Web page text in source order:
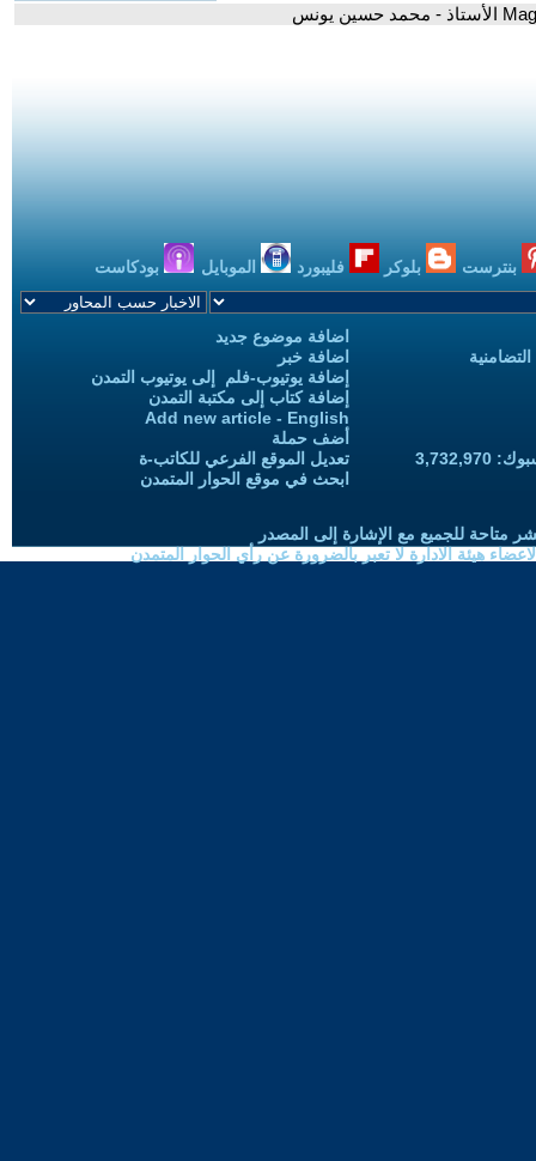
بنترست بلوكر فليبورد الموبايل بودكاست
اضافة موضوع جديد
اضافة خبر
إضافة يوتيوب-فلم إلى يوتيوب التمدن
إضافة كتاب إلى مكتبة التمدن
Add new article - English
أضف حملة
تعديل الموقع الفرعي للكاتب-ة
ابحث في موقع الحوار المتمدن
متاحة للجميع مع الإشارة إلى المصدر
هيئة الادارة لا تعبر بالضرورة عن رأي الحوار المتمدن